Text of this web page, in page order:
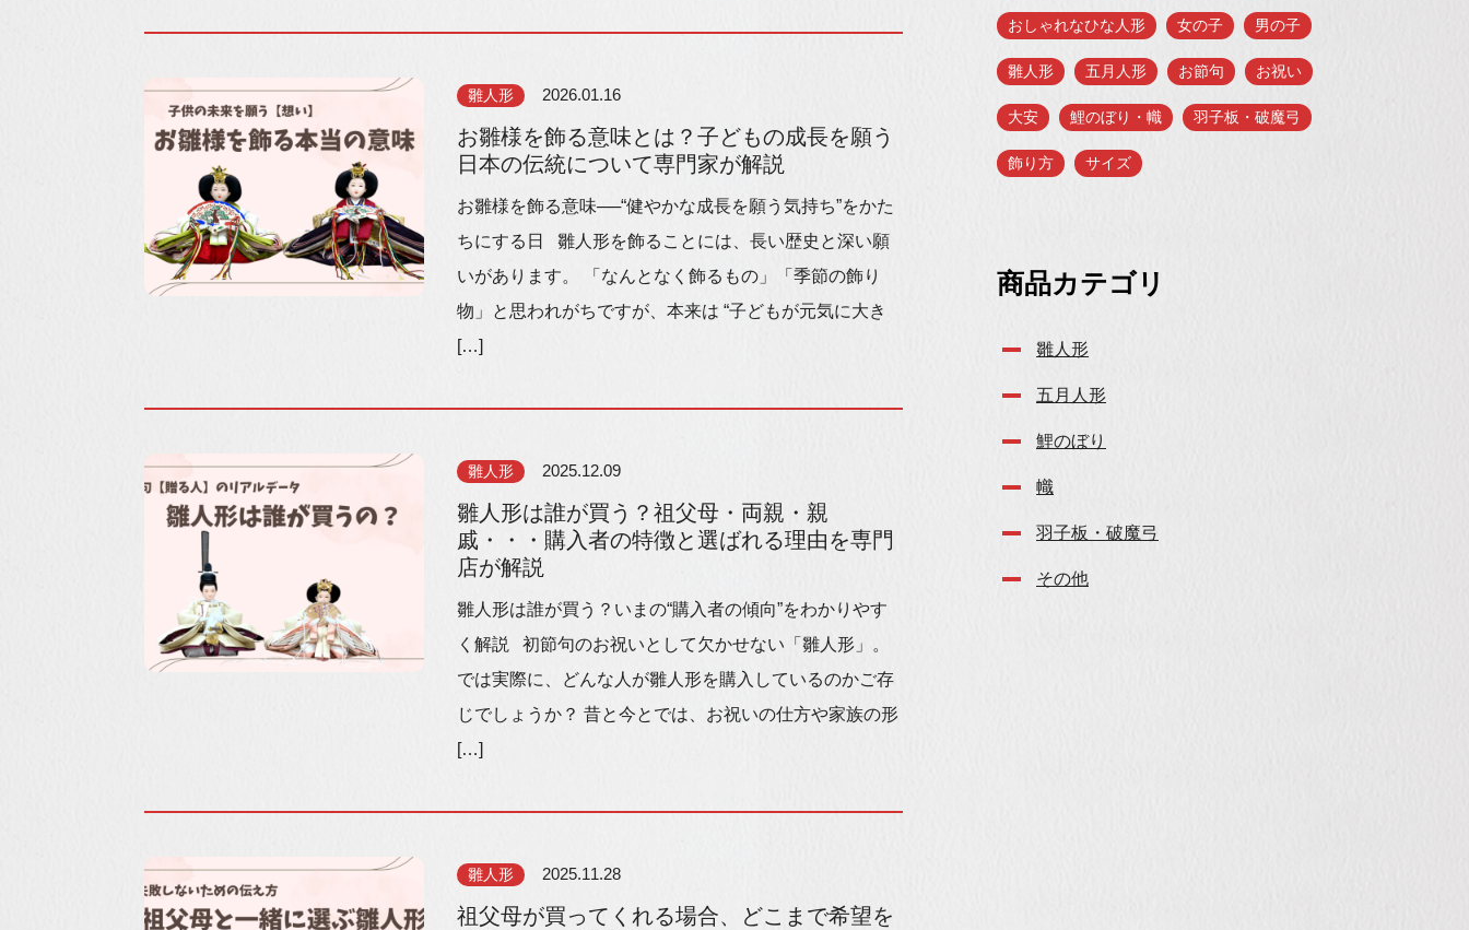
雛人形 2026.01.16
お雛様を飾る意味とは？子どもの成長を願う
日本の伝統について専門家が解説
お雛様を飾る意味──“健やかな成長を願う気持ち”をかた
ちにする日 雛人形を飾ることには、長い歴史と深い願
いがあります。 「なんとなく飾るもの」「季節の飾り
物」と思われがちですが、本来は “子どもが元気に大き
[…]
雛人形 2025.12.09
雛人形は誰が買う？祖父母・両親・親
戚・・・購入者の特徴と選ばれる理由を専門
店が解説
雛人形は誰が買う？いまの“購入者の傾向”をわかりやす
く解説 初節句のお祝いとして欠かせない「雛人形」。
では実際に、どんな人が雛人形を購入しているのかご存
じでしょうか？ 昔と今とでは、お祝いの仕方や家族の形
[…]
雛人形 2025.11.28
祖父母が買ってくれる場合、どこまで希望を
おしゃれなひな人形 女の子 男の子
雛人形 五月人形 お節句 お祝い
大安 鯉のぼり・幟 羽子板・破魔弓
飾り方 サイズ
商品カテゴリ
雛人形
五月人形
鯉のぼり
幟
羽子板・破魔弓
その他